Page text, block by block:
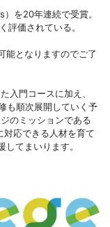
を20年連続で受賞。
評価されている。
能となりますのでご了
入門コースに加え、
も順次展開していく予
のミッションである
対応できる人材を育て
てまいります。